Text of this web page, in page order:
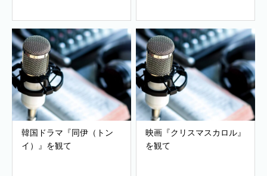
韓国ドラマ『同伊（トン
イ）』を観て
映画『クリスマスカロル』
を観て